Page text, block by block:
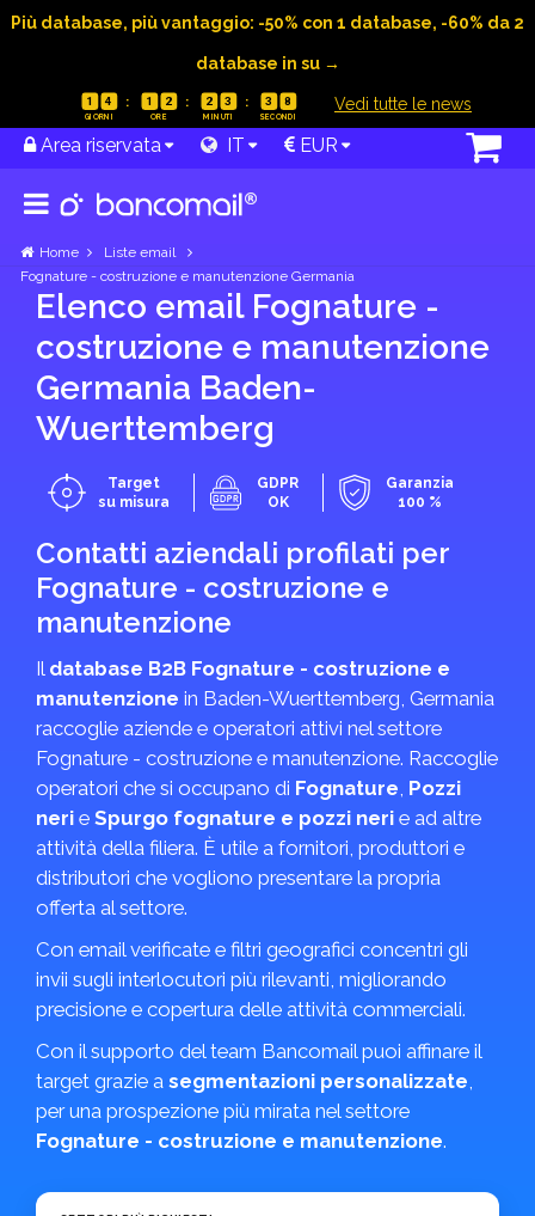
Più database, più vantaggio: -50% con 1 database, -60% da 2
database in su →
1 4 1 2 2 3 3 7 Vedi tutte le news
Area riservata IT EUR
Home
Liste email
Fognature - costruzione e manutenzione Germania
Elenco email Fognature -
costruzione e manutenzione
Germania Baden-
Wuerttemberg
Target
su misura
GDPR
OK
Garanzia
100 %
Contatti aziendali profilati per
Fognature - costruzione e
manutenzione
Il database B2B Fognature - costruzione e
manutenzione in Baden-Wuerttemberg, Germania
raccoglie aziende e operatori attivi nel settore
Fognature - costruzione e manutenzione. Raccoglie
operatori che si occupano di Fognature, Pozzi
neri e Spurgo fognature e pozzi neri e ad altre
attività della filiera. È utile a fornitori, produttori e
distributori che vogliono presentare la propria
offerta al settore.
Con email verificate e filtri geografici concentri gli
invii sugli interlocutori più rilevanti, migliorando
precisione e copertura delle attività commerciali.
Con il supporto del team Bancomail puoi affinare il
target grazie a segmentazioni personalizzate,
per una prospezione più mirata nel settore
Fognature - costruzione e manutenzione.